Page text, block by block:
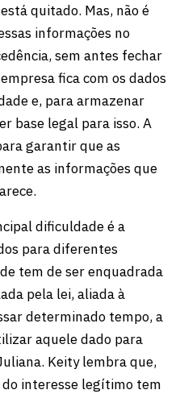
quitado. Mas, não é
informações no
sem antes fechar
fica com os dados
e, para armazenar
base legal para isso. A
garantir que as
as informações que
dificuldade é a
para diferentes
tem de ser enquadrada
pela lei, aliada à
determinado tempo, a
aquele dado para
Keity lembra que,
interesse legítimo tem